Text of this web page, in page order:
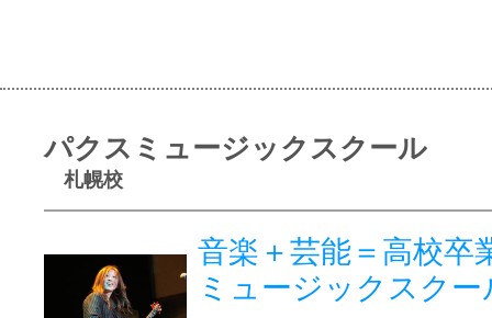
パクスミュージックスクール
札幌校
音楽＋芸能＝高校卒
ミュージックスクー